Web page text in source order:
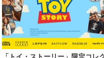
「トイ・ストーリー」限定コレ